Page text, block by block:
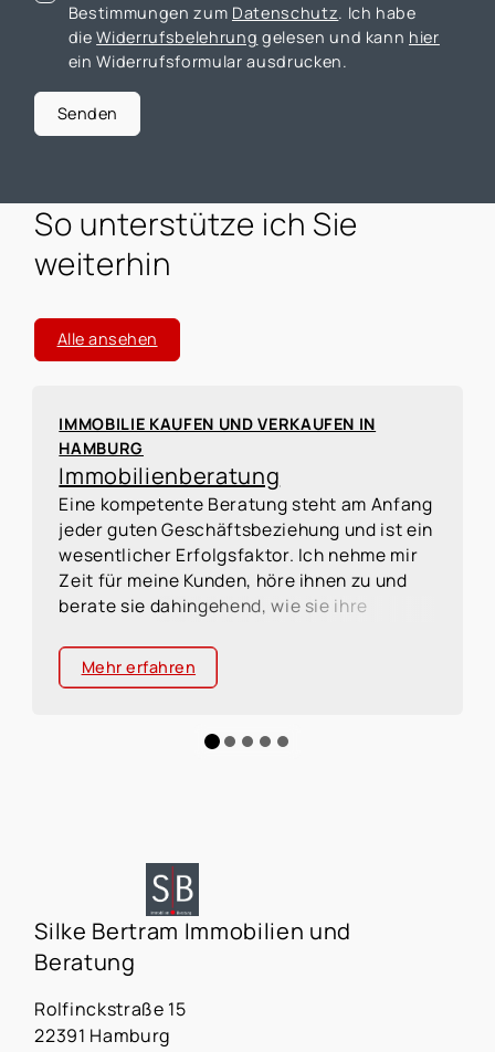
Bestimmungen zum Datenschutz. Ich habe
dieWiderrufsbelehrung gelesen und kann hier
ein Widerrufsformular ausdrucken.
Senden
So unterstütze ich Sie
weiterhin
Alle ansehen
IMMOBILIE KAUFEN UND VERKAUFEN IN
HAMBURG
Immobilienberatung
Eine kompetente Beratung steht am Anfang
jeder guten Geschäftsbeziehung und ist ein
wesentlicher Erfolgsfaktor. Ich nehme mir
Zeit für meine Kunden, höre ihnen zu und
berate sie dahingehend, wie sie ihre
können. Sie profitieren dabei von meinem
umfassenden Fachwissen in den Bereichen
meiner Kenntnis verschiedener
Mehr erfahren
Silke Bertram Immobilien und
Beratung
Rolfinckstraße 15
22391 Hamburg